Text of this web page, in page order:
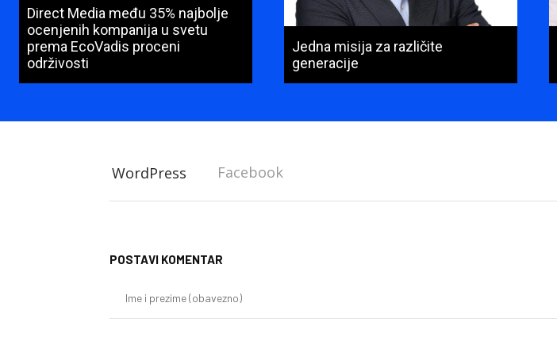
Direct Media među 35% najbolje
ocenjenih kompanija u svetu
prema EcoVadis proceni
održivosti
Jedna misija za različite
generacije
WordPress Facebook
POSTAVI KOMENTAR